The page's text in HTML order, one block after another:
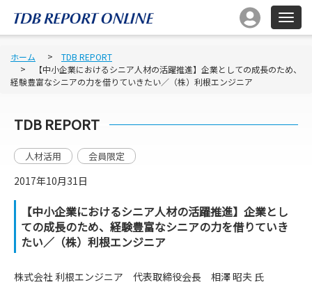
ホーム
TDB REPORT
【中小企業におけるシニア人材の活躍推進】企業としての成長のため、
経験豊富なシニアの力を借りていきたい／（株）利根エンジニア
TDB REPORT
人材活用 会員限定
2017年10月31日
【中小企業におけるシニア人材の活躍推進】企業とし
ての成長のため、経験豊富なシニアの力を借りていき
たい／（株）利根エンジニア
株式会社 利根エンジニア 代表取締役会長 相澤 昭夫 氏